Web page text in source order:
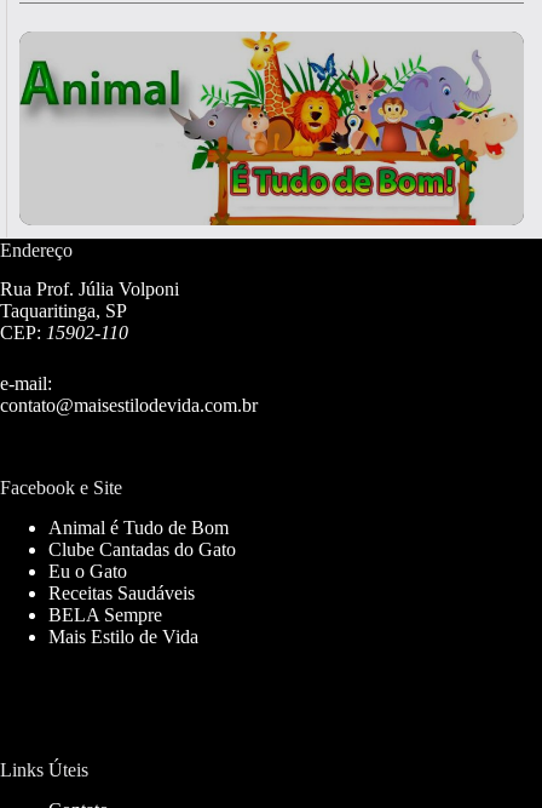
Endereço
Rua Prof. Júlia Volponi
Taquaritinga, SP
CEP: 15902-110
e-mail:
contato@maisestilodevida.com.br
Facebook e Site
Animal é Tudo de Bom
Clube Cantadas do Gato
Eu o Gato
Receitas Saudáveis
BELA Sempre
Mais Estilo de Vida
Links Úteis